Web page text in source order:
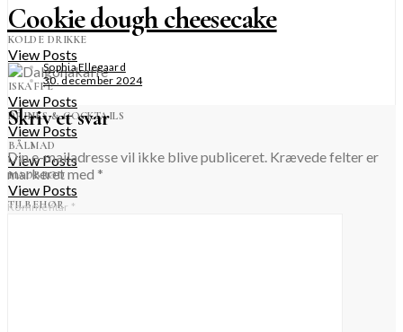
KOLDE DRIKKE
View Posts
ISKAFFE
View Posts
DRINKS & COCKTAILS
View Posts
BÅLMAD
View Posts
MADBRØD
View Posts
TILBEHØR
Cookie dough cheesecake
Sophia Ellegaard
30. december 2024
Skriv et svar
Din e-mailadresse vil ikke blive publiceret. Krævede felter er
markeret med *
Kommentar *